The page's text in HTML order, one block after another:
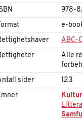
978-
e-
ABC-
Alle
sider
123